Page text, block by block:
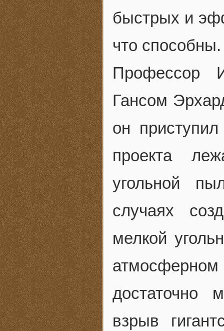
быстрых и
что способны.
Профессор
Гансом
он
проекта
угольной
случаях
мелкой
достаточно
взрыв